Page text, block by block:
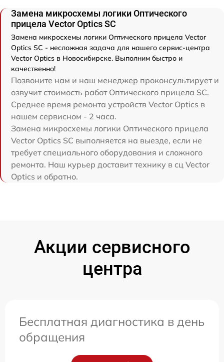
Замена микросхемы логики Оптического
прицела Vector Optics SC
Замена микросхемы логики Оптического прицела Vector
Optics SC - несложная задача для нашего сервис-центра
Vector Optics в Новосибирске. Выполним быстро и
качественно!
Позвоните нам и наш менеджер проконсультирует и
озвучит стоимость работ Оптического прицела SC.
Среднее время ремонта устройств Vector Optics в
нашем сервисном - 2 часа.
Замена микросхемы логики Оптического прицела
Vector Optics SC выполняется на выезде, если не
требует специального оборудования и сложного
ремонта. Наш курьер доставит технику в сц Vector
Optics и обратно.
Акции сервисного
центра
Бесплатная диагностика в день
обращения